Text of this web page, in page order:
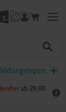
ab 29,00